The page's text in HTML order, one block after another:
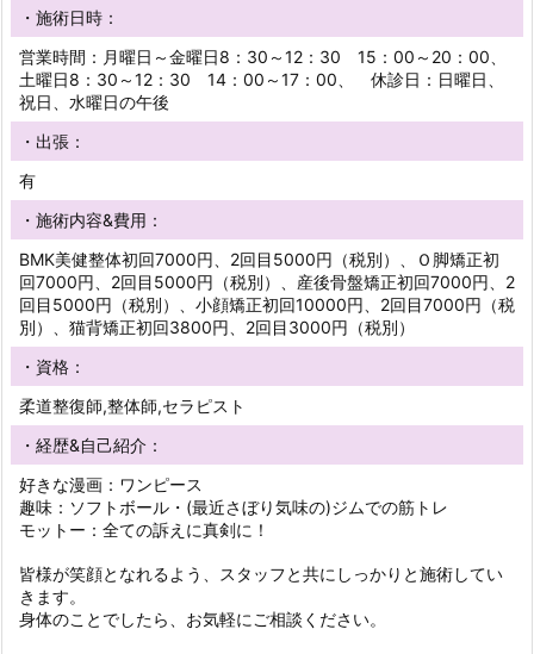
・施術日時：
営業時間：月曜日～金曜日8：30～12：30 15：00～20：00、
土曜日8：30～12：30 14：00～17：00、 休診日：日曜日、
祝日、水曜日の午後
・出張：
有
・施術内容&費用：
BMK美健整体初回7000円、2回目5000円（税別）、Ｏ脚矯正初
回7000円、2回目5000円（税別）、産後骨盤矯正初回7000円、2
回目5000円（税別）、小顔矯正初回10000円、2回目7000円（税
別）、猫背矯正初回3800円、2回目3000円（税別）
・資格：
柔道整復師,整体師,セラピスト
・経歴&自己紹介：
好きな漫画：ワンピース
趣味：ソフトボール・(最近さぼり気味の)ジムでの筋トレ
モットー：全ての訴えに真剣に！
皆様が笑顔となれるよう、スタッフと共にしっかりと施術してい
きます。
身体のことでしたら、お気軽にご相談ください。